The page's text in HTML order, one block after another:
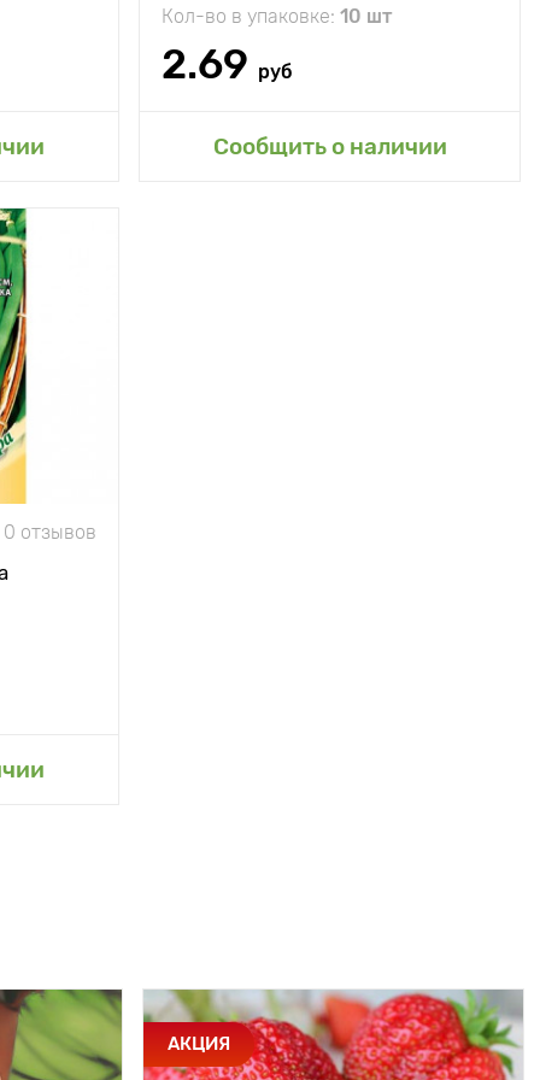
Кол-во в упаковке: 10 шт
2.69 руб
Сообщить о наличии
Добавить в мой сад
0 отзывов
АКЦИЯ